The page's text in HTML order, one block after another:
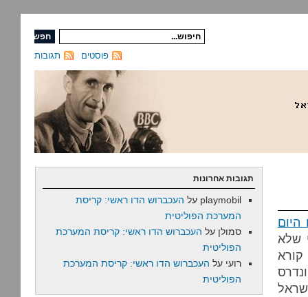
תגובות פוסטים
שלא
תגובות אחרונות
playmobil על העכברוש הדו ראשי: קריסת
המערכת הפוליטית
סמולן על העכברוש הדו ראשי: קריסת המערכת
הפוליטית
רועי על העכברוש הדו ראשי: קריסת המערכת
הפוליטית